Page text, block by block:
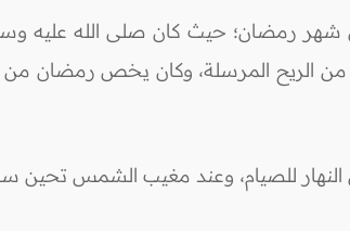
شهر رمضان؛ حيث كان صلى الله عليه
من الريح المرسلة، وكان يخص رمضان من
للصيام، وعند مغيب الشمس تحين